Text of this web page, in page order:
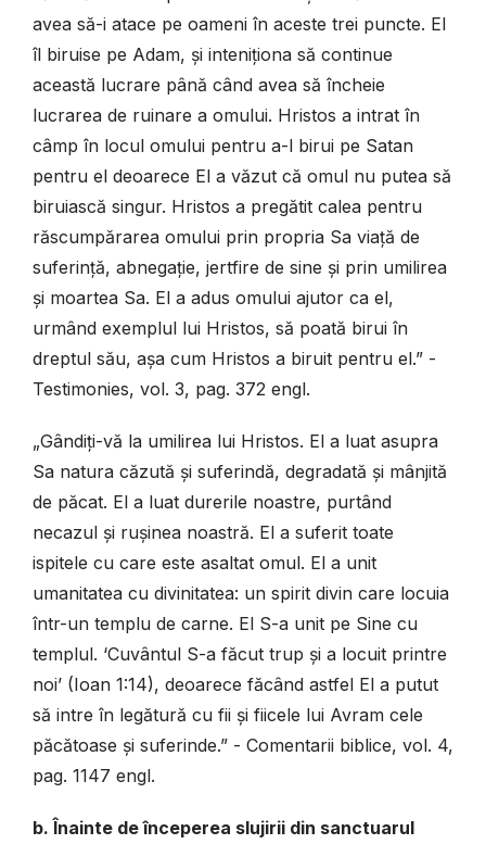
avea să-i atace pe oameni în aceste trei puncte. El
îl biruise pe Adam, și inteniționa să continue
această lucrare până când avea să încheie
lucrarea de ruinare a omului. Hristos a intrat în
câmp în locul omului pentru a-l birui pe Satan
pentru el deoarece El a văzut că omul nu putea să
biruiască singur. Hristos a pregătit calea pentru
răscumpărarea omului prin propria Sa viață de
suferință, abnegație, jertfire de sine și prin umilirea
și moartea Sa. El a adus omului ajutor ca el,
urmând exemplul lui Hristos, să poată birui în
dreptul său, așa cum Hristos a biruit pentru el.” -
Testimonies, vol. 3, pag. 372 engl.
„Gândiți-vă la umilirea lui Hristos. El a luat asupra
Sa natura căzută și suferindă, degradată și mânjită
de păcat. El a luat durerile noastre, purtând
necazul și rușinea noastră. El a suferit toate
ispitele cu care este asaltat omul. El a unit
umanitatea cu divinitatea: un spirit divin care locuia
într-un templu de carne. El S-a unit pe Sine cu
templul. ‘Cuvântul S-a făcut trup și a locuit printre
noi’ (Ioan 1:14), deoarece făcând astfel El a putut
să intre în legătură cu fii și fiicele lui Avram cele
păcătoase și suferinde.” - Comentarii biblice, vol. 4,
pag. 1147 engl.
b. Înainte de începerea slujirii din sanctuarul